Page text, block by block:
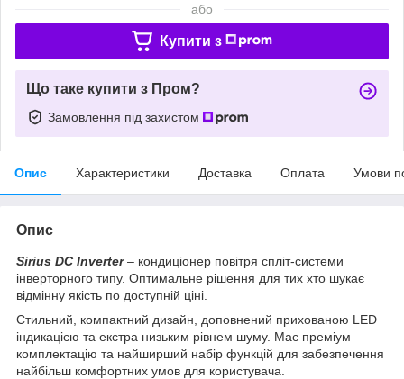
або
Купити з
Що таке купити з Пром?
Замовлення під захистом
Опис Характеристики Доставка Оплата Умови
Опис
Sirius DC Inverter– кондиціонер повітря спліт-системи
інверторного типу. Оптимальне рішення для тих хто шукає
відмінну якість по доступній ціні.
Стильний, компактний дизайн, доповнений прихованою LED
індикацією та екстра низьким рівнем шуму. Має преміум
комплектацію та найширший набір функцій для забезпечення
найбільш комфортних умов для користувача.